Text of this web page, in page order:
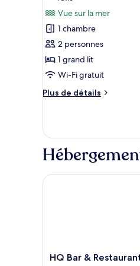
Double
photos
pour
ce
type
de
chambre :
Chambre
Vue sur la mer
1 chambre
2 personnes
1 grand lit
Wi-Fi gratuit
Plus de détails
Plus
le
type
de
Chambre
HQ
HQ Bar &
HQ Bar & Restaurant